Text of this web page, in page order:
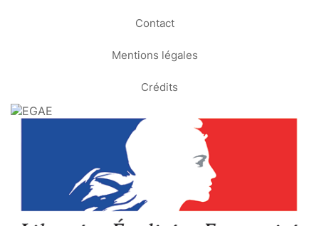
Contact
Mentions légales
Crédits